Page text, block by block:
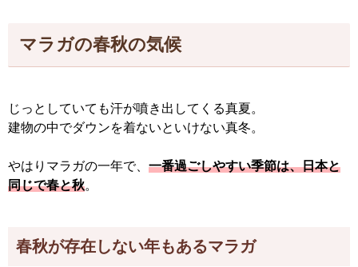
マラガの春秋の気候
じっとしていても汗が噴き出してくる真夏。
建物の中でダウンを着ないといけない真冬。
やはりマラガの一年で、 一番過ごしやすい季節は、日本と
同じで春と秋。
春秋が存在しない年もあるマラガ